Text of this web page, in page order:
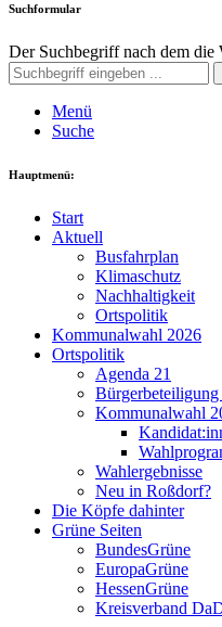
Suchformular
Der Suchbegriff nach dem die
Menü
Suche
Hauptmenü:
Start
Aktuell
Busfahrplan
Klimaschutz
Nachhaltigkeit
Ortspolitik
Kommunalwahl 2026
Ortspolitik
Agenda 21
Kommunalwahl
Wahlergebnisse
Neu in Roßdorf?
Die Köpfe dahinter
Grüne Seiten
BundesGrüne
EuropaGrüne
HessenGrüne
Kreisverband